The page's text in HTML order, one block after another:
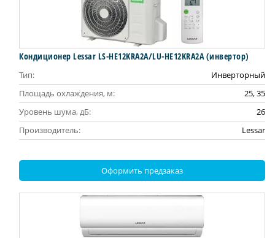
Кондиционер Lessar LS-HE12KRA2A/LU-HE12KRA2A (инвертор)
Тип:
Инверторный
Площадь охлаждения, м:
25, 35
Уровень шума, дБ:
26
Производитель:
Lessar
Оформить предзаказ